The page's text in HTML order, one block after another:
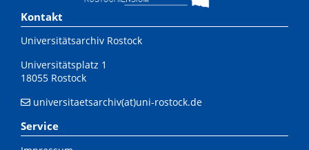
Kontakt
Universitätsarchiv Rostock
Universitätsplatz 1
18055 Rostock
universitaetsarchiv(at)uni-rostock.de
Service